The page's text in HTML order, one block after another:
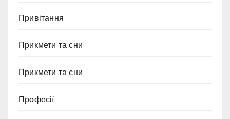
Привітання
Прикмети та сни
Прикмети та сни
Професії